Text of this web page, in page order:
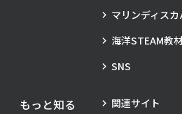
マリンディス
海洋STEAM教
SNS
もっと知る
関連サイト